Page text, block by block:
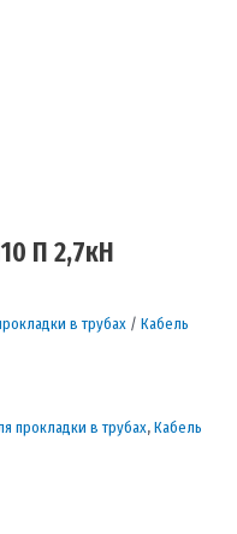
П 2,7кН
в трубах / Кабель
прокладки в трубах,Кабель